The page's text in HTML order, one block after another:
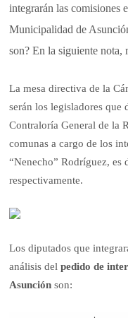
integrarán las comisiones
Municipalidad de
son? En la siguiente nota,
La mesa directiva de la
serán los legisladores que
Contraloría General de la
comunas a cargo de los
“Nenecho” Rodríguez, es
respectivamente.
Los diputados que
análisis delpedido de
Asunción son: